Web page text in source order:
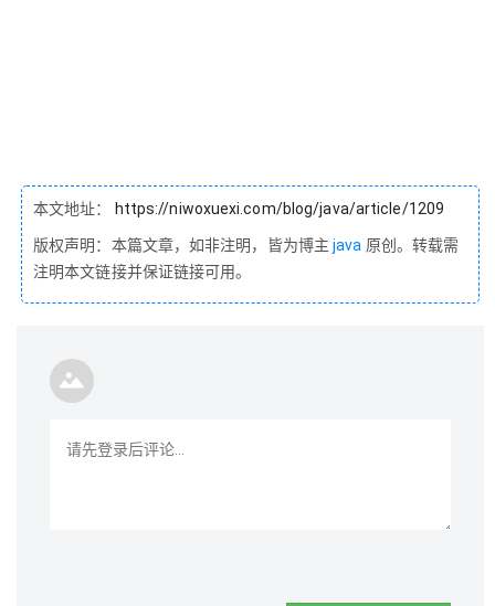
本文地址： https://niwoxuexi.com/blog/java/article/1209
版权声明：本篇文章，如非注明，皆为博主java 原创。转载需
注明本文链接并保证链接可用。